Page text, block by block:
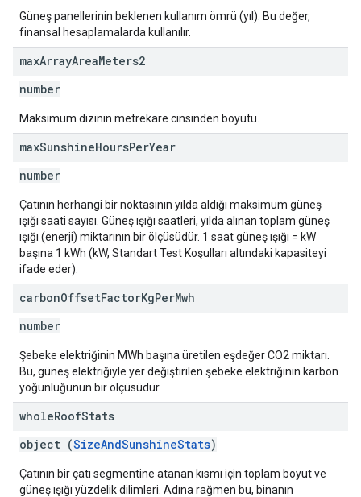
Güneş panellerinin beklenen kullanım ömrü (yıl). Bu değer,
finansal hesaplamalarda kullanılır.
maxArrayAreaMeters2
number
Maksimum dizinin metrekare cinsinden boyutu.
maxSunshineHoursPerYear
number
Çatının herhangi bir noktasının yılda aldığı maksimum güneş
ışığı saati sayısı. Güneş ışığı saatleri, yılda alınan toplam güneş
ışığı (enerji) miktarının bir ölçüsüdür. 1 saat güneş ışığı = kW
başına 1 kWh (kW, Standart Test Koşulları altındaki kapasiteyi
ifade eder).
carbonOffsetFactorKgPerMwh
number
Şebeke elektriğinin MWh başına üretilen eşdeğer CO2 miktarı.
Bu, güneş elektriğiyle yer değiştirilen şebeke elektriğinin karbon
yoğunluğunun bir ölçüsüdür.
wholeRoofStats
object (SizeAndSunshineStats)
Çatının bir çatı segmentine atanan kısmı için toplam boyut ve
güneş ışığı yüzdelik dilimleri. Adına rağmen bu, binanın